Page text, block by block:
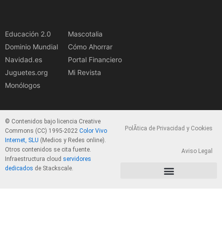
Educación 2.0
Dominio Mundial
Navidad.es
Juguetes.org
Monólogos
Mascotalia
Cómo Ahorrar
Portal Financiero
Mi Revista
© Contenidos bajo licencia Creative
Commons (CC) 1995-2022 Color Vivo
Internet, SLU (Medios y Redes online).
Otros contenidos se cita fuente.
Infraestructura cloud servidores
dedicados de Stackscale.
PolÃ­tica de Privacidad y Cookies
Aviso Legal